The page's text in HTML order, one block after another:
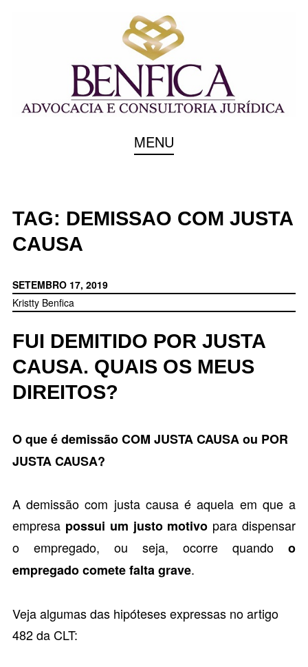
BENFICA ADVOCACIA
JURÍDICA
Escritório de Advocacia em Vitória/ES
MENU
TAG: DEMISSAO COM JUSTA
CAUSA
SETEMBRO 17, 2019
Kristty Benfica
FUI DEMITIDO POR JUSTA
CAUSA. QUAIS OS MEUS
DIREITOS?
O que é demissão COM JUSTA CAUSA ou POR
JUSTA CAUSA?
A demissão com justa causa é aquela em que a
empresa possui um justo motivo para dispensar
o empregado, ou seja, ocorre quando o
empregado comete falta grave.
Veja algumas das hipóteses expressas noartigo
482 da CLT: